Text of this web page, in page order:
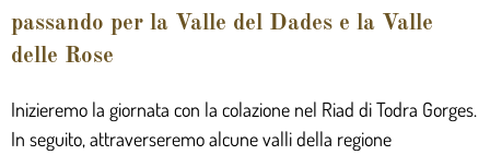
passando per la Valle del Dades e la Valle
delle Rose
Inizieremo la giornata con la colazione nel Riad di Todra Gorges.
In seguito, attraverseremo alcune valli della regione